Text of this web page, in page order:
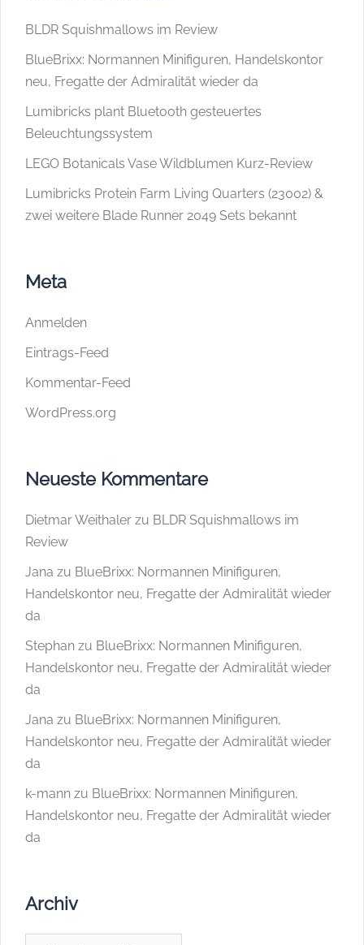
BLDR Squishmallows im Review
BlueBrixx: Normannen Minifiguren, Handelskontor
neu, Fregatte der Admiralität wieder da
Lumibricks plant Bluetooth gesteuertes
Beleuchtungssystem
LEGO Botanicals Vase Wildblumen Kurz-Review
Lumibricks Protein Farm Living Quarters (23002) &
zwei weitere Blade Runner 2049 Sets bekannt
Meta
Anmelden
Eintrags-Feed
Kommentar-Feed
WordPress.org
Neueste Kommentare
Dietmar Weithaler zu BLDR Squishmallows im
Review
Jana zu BlueBrixx: Normannen Minifiguren,
Handelskontor neu, Fregatte der Admiralität wieder
da
Stephan zu BlueBrixx: Normannen Minifiguren,
Handelskontor neu, Fregatte der Admiralität wieder
da
Jana zu BlueBrixx: Normannen Minifiguren,
Handelskontor neu, Fregatte der Admiralität wieder
da
k-mann zu BlueBrixx: Normannen Minifiguren,
Handelskontor neu, Fregatte der Admiralität wieder
da
Archiv